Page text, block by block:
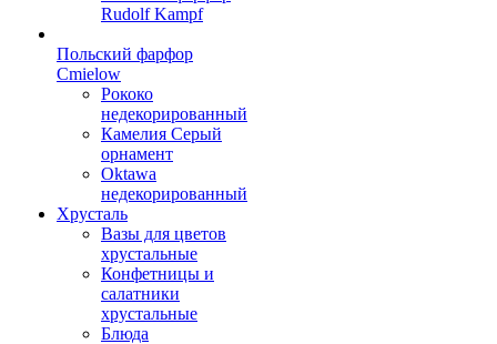
Rudolf Kampf
Польский фарфор
Сmielow
Рококо
недекорированный
Камелия Серый
орнамент
Oktawa
недекорированный
Хрусталь
Вазы для цветов
хрустальные
Конфетницы и
салатники
хрустальные
Блюда